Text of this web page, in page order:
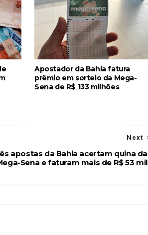
Apostador da Bahia fatura
prêmio em sorteio da Mega-
Sena de R$ 133 milhões
Next
apostas da Bahia acertam quina da
Sena e faturam mais de R$ 53 mil